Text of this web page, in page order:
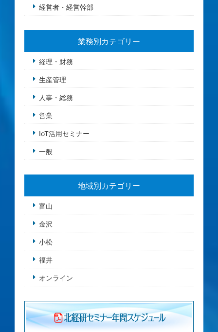
経営者・経営幹部
業務別カテゴリー
経理・財務
生産管理
人事・総務
営業
IoT活用セミナー
一般
地域別カテゴリー
富山
金沢
小松
福井
オンライン